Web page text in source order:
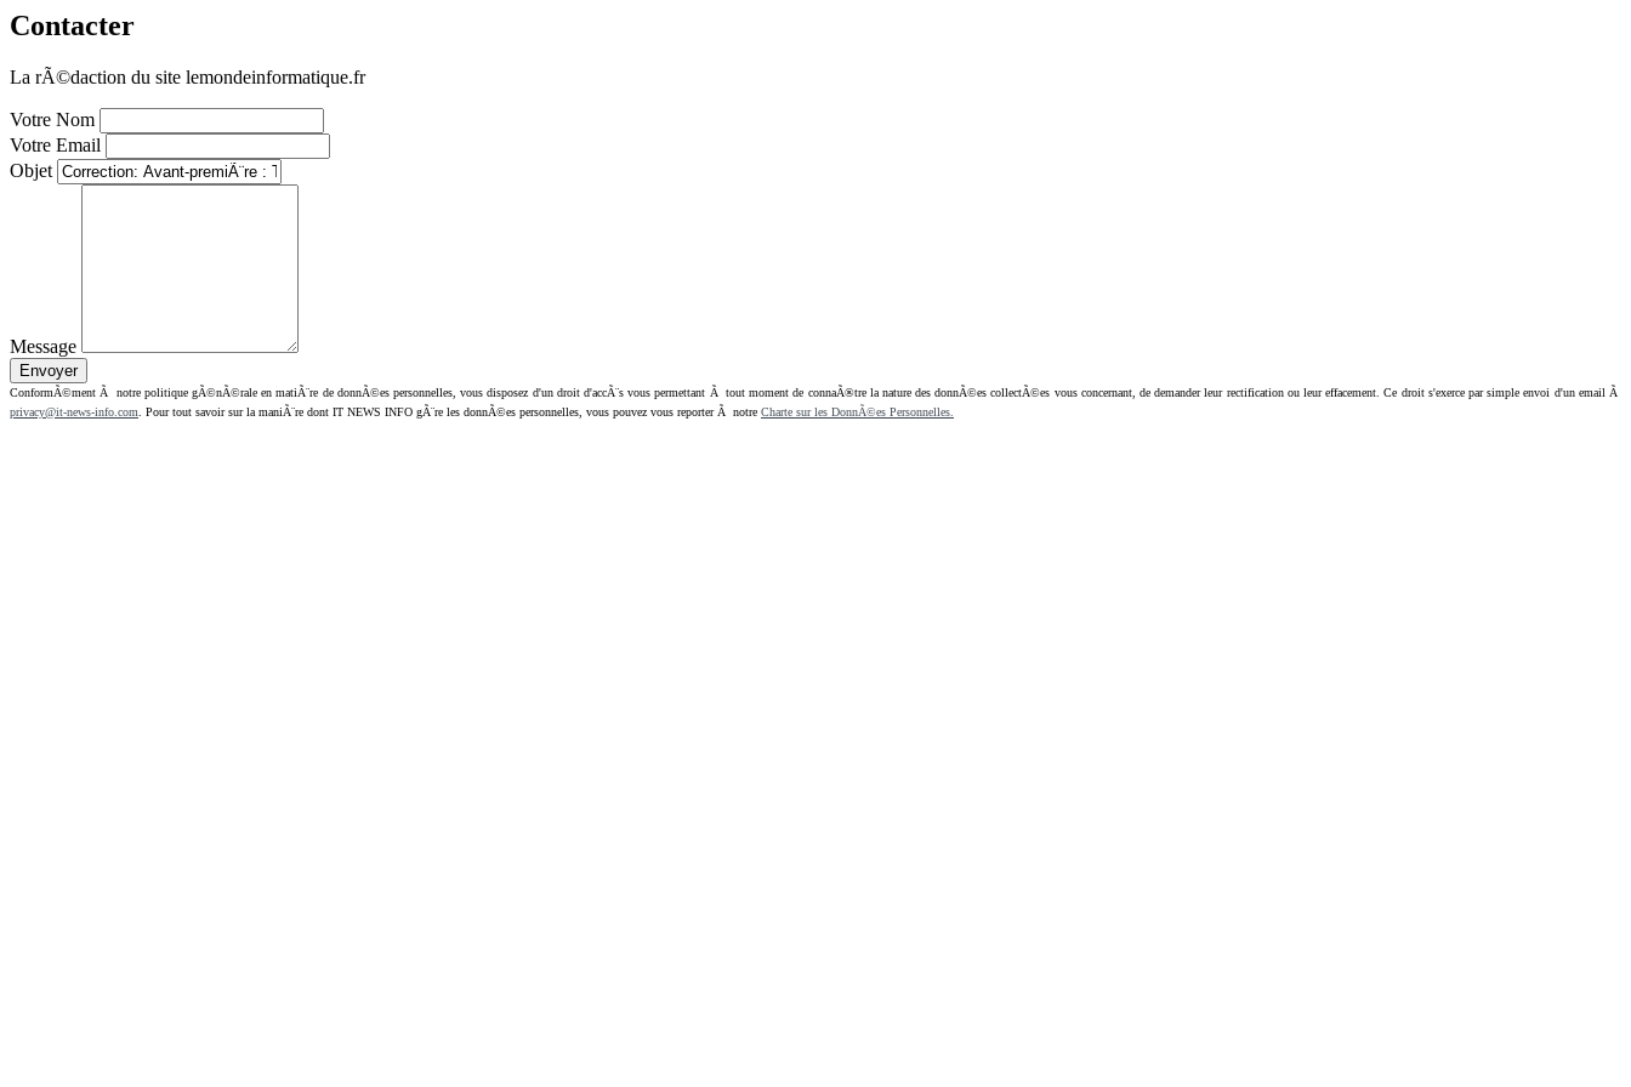
Contacter
La rÃ©daction du site lemondeinformatique.fr
Votre Nom
Votre Email
Objet
Message
ConformÃ©ment Ã notre politique gÃ©nÃ©rale en matiÃ¨re de donnÃ©es personnelles, vous disposez d'un droit d'accÃ¨s vous permettant Ã tout moment de connaÃ®tre la nature des donnÃ©es collectÃ©es vous concernant, de demander leur rectification ou leur effacement. Ce droit s'exerce par simple envoi d'un email Ã
privacy@it-news-info.com . Pour tout savoir sur la maniÃ¨re dont IT NEWS INFO gÃ¨re les donnÃ©es personnelles, vous pouvez vous reporter Ã notre Charte sur les DonnÃ©es Personnelles.